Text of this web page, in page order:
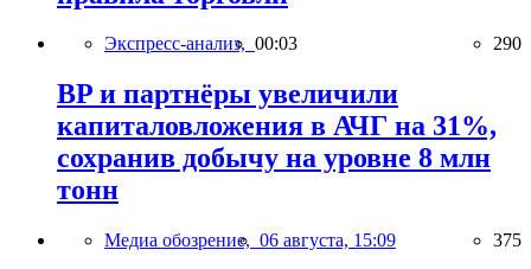
Экспресс-анализ, 00:03 290
BP и партнёры увеличили
капиталовложения в АЧГ на 31%,
сохранив добычу на уровне 8 млн
тонн
Медиа обозрение, 06 августа, 15:09 375